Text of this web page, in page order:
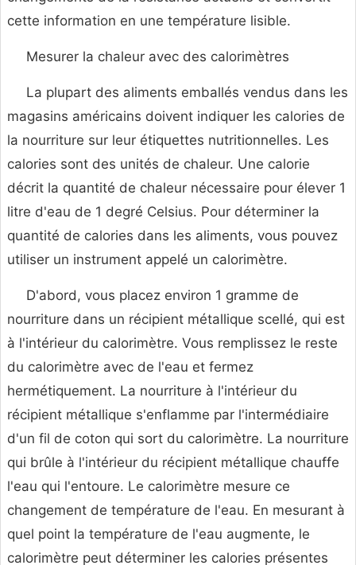
cette information en une température lisible.
Mesurer la chaleur avec des calorimètres
La plupart des aliments emballés vendus dans les
magasins américains doivent indiquer les calories de
la nourriture sur leur étiquettes nutritionnelles. Les
calories sont des unités de chaleur. Une calorie
décrit la quantité de chaleur nécessaire pour élever 1
litre d'eau de 1 degré Celsius. Pour déterminer la
quantité de calories dans les aliments, vous pouvez
utiliser un instrument appelé un calorimètre.
D'abord, vous placez environ 1 gramme de
nourriture dans un récipient métallique scellé, qui est
à l'intérieur du calorimètre. Vous remplissez le reste
du calorimètre avec de l'eau et fermez
hermétiquement. La nourriture à l'intérieur du
récipient métallique s'enflamme par l'intermédiaire
d'un fil de coton qui sort du calorimètre. La nourriture
qui brûle à l'intérieur du récipient métallique chauffe
l'eau qui l'entoure. Le calorimètre mesure ce
changement de température de l'eau. En mesurant à
quel point la température de l'eau augmente, le
calorimètre peut déterminer les calories présentes